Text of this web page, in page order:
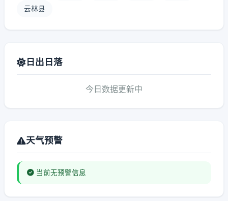
云林县
日出日落
今日数据更新中
天气预警
当前无预警信息